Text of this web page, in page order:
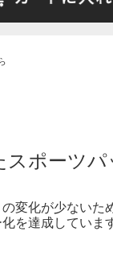
ポーツパ
変化が少ないた
を達成していま